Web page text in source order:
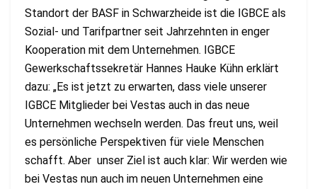
Standort der BASF in Schwarzheide ist die IGBCE als
Sozial- und Tarifpartner seit Jahrzehnten in enger
Kooperation mit dem Unternehmen. IGBCE
Gewerkschaftssekretär Hannes Hauke Kühn erklärt
dazu: „Es ist jetzt zu erwarten, dass viele unserer
IGBCE Mitglieder bei Vestas auch in das neue
Unternehmen wechseln werden. Das freut uns, weil
es persönliche Perspektiven für viele Menschen
schafft. Aber unser Ziel ist auch klar: Wir werden wie
bei Vestas nun auch im neuen Unternehmen eine